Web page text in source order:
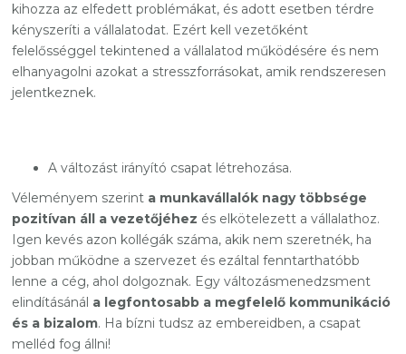
kihozza az elfedett problémákat, és adott esetben térdre
kényszeríti a vállalatodat. Ezért kell vezetőként
felelősséggel tekintened a vállalatod működésére és nem
elhanyagolni azokat a stresszforrásokat, amik rendszeresen
jelentkeznek.
A változást irányító csapat létrehozása.
Véleményem szerint a munkavállalók nagy többsége
pozitívan áll a vezetőjéhez és elkötelezett a vállalathoz.
Igen kevés azon kollégák száma, akik nem szeretnék, ha
jobban működne a szervezet és ezáltal fenntarthatóbb
lenne a cég, ahol dolgoznak. Egy változásmenedzsment
elindításánál a legfontosabb a megfelelő kommunikáció
és a bizalom. Ha bízni tudsz az embereidben, a csapat
melléd fog állni!